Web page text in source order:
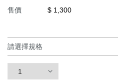
女上衣
女下著
男下著
兒童款
羽球鞋
YONEX優乃克
MIZUNO美津濃
兒童款 羽球鞋
羽球拍
羽球線
羽毛球
售價 $ 1,300